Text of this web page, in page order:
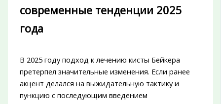
современные тенденции 2025
года
В 2025 году подход к лечению кисты Бейкера
претерпел значительные изменения. Если ранее
акцент делался на выжидательную тактику и
пункцию с последующим введением